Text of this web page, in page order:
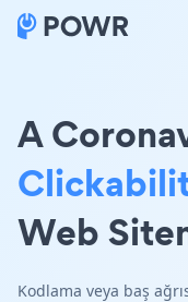
A
Web
Kodlama veya baş